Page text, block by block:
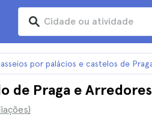
por palácios e castelos de
de Praga e Arredores